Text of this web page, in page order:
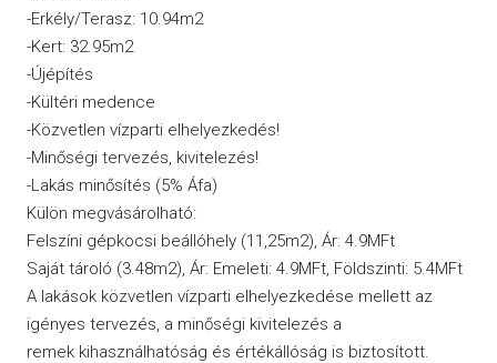
-Erkély/Terasz: 10.94m2
-Kert: 32.95m2
-Újépítés
-Kültéri medence
-Közvetlen vízparti elhelyezkedés!
-Minőségi tervezés, kivitelezés!
-Lakás minősítés (5% Áfa)
Külön megvásárolható:
Felszíni gépkocsi beállóhely (11,25m2), Ár: 4.9MFt
Saját tároló (3.48m2), Ár: Emeleti: 4.9MFt, Földszinti: 5.4MFt
A lakások közvetlen vízparti elhelyezkedése mellett az
igényes tervezés, a minőségi kivitelezés a
remek kihasználhatóság és értékállóság is biztosított.